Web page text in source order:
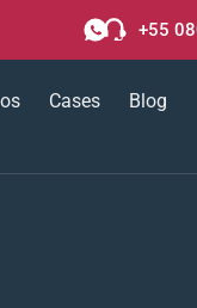
+55
Cases Blog